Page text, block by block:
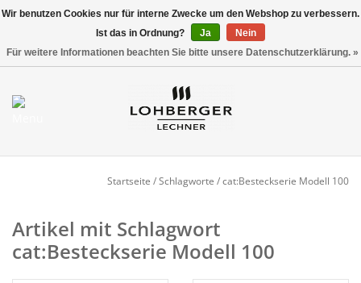
Mein Konto / Kundenkonto
NEU
Startseite /Schlagworte /cat:Besteckserie Modell 100
Artikel mit Schlagwort
cat:Besteckserie Modell 100
Wir benutzen Cookies nur für interne Zwecke um den Webshop zu verbessern.
Ist das in Ordnung?
Ja
Nein
Für weitere Informationen beachten Sie bitte unsere Datenschutzerklärung. »